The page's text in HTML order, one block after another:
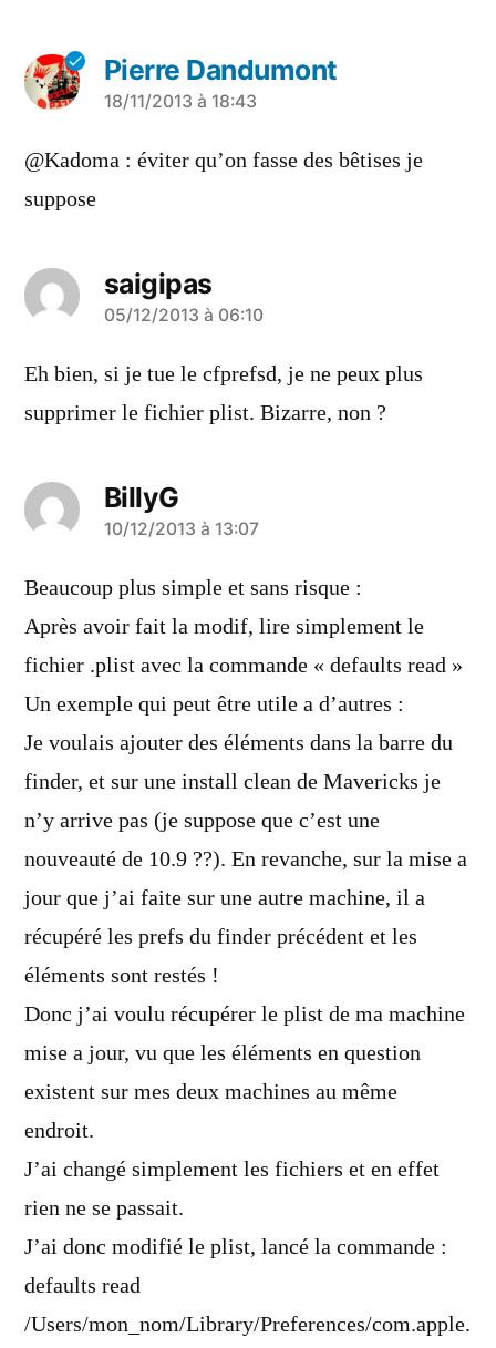
Pierre Dandumont
a
dit :
18/11/2013 à 18:43
@Kadoma : éviter qu’on fasse des bêtises je
suppose
saigipas
a
dit :
05/12/2013 à 06:10
Eh bien, si je tue le cfprefsd, je ne peux plus
supprimer le fichier plist. Bizarre, non ?
BillyG
a
dit :
10/12/2013 à 13:07
Beaucoup plus simple et sans risque :
Après avoir fait la modif, lire simplement le
fichier .plist avec la commande « defaults read »
Un exemple qui peut être utile a d’autres :
Je voulais ajouter des éléments dans la barre du
finder, et sur une install clean de Mavericks je
n’y arrive pas (je suppose que c’est une
nouveauté de 10.9 ??). En revanche, sur la mise a
jour que j’ai faite sur une autre machine, il a
récupéré les prefs du finder précédent et les
éléments sont restés !
Donc j’ai voulu récupérer le plist de ma machine
mise a jour, vu que les éléments en question
existent sur mes deux machines au même
endroit.
J’ai changé simplement les fichiers et en effet
rien ne se passait.
J’ai donc modifié le plist, lancé la commande :
defaults read
/Users/mon_nom/Library/Preferences/com.apple.